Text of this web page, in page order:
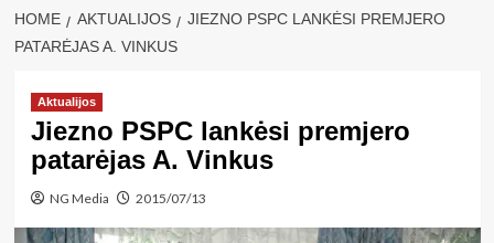
HOME AKTUALIJOS
JIEZNO PSPC LANKĖSI PREMJERO
PATARĖJAS A. VINKUS
Aktualijos
Jiezno PSPC lankėsi premjero
patarėjas A. Vinkus
NG Media 2015/07/13